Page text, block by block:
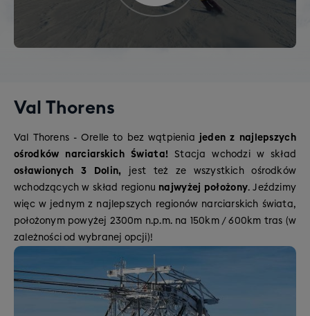
Val Thorens
Val Thorens - Orelle to bez wątpienia jeden z najlepszych
ośrodków narciarskich Świata! Stacja wchodzi w skład
osławionych
3 Dolin,
jest też ze wszystkich ośrodków
wchodzących w skład regionu najwyżej położony. Jeździmy
więc w jednym z najlepszych regionów narciarskich świata,
położonym powyżej 2300m n.p.m. na 150km / 600km tras (w
zależności od wybranej opcji)!